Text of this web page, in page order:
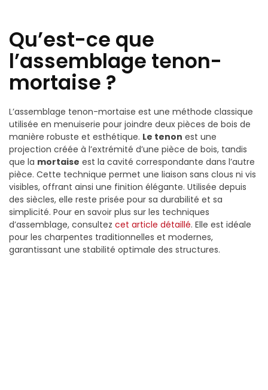
Qu’est-ce que
l’assemblage tenon-
mortaise ?
L’assemblage tenon-mortaise est une méthode classique
utilisée en menuiserie pour joindre deux pièces de bois de
manière robuste et esthétique. Le tenon est une
projection créée à l’extrémité d’une pièce de bois, tandis
que la mortaise est la cavité correspondante dans l’autre
pièce. Cette technique permet une liaison sans clous ni vis
visibles, offrant ainsi une finition élégante. Utilisée depuis
des siècles, elle reste prisée pour sa durabilité et sa
simplicité. Pour en savoir plus sur les techniques
d’assemblage, consultez cet article détaillé. Elle est idéale
pour les charpentes traditionnelles et modernes,
garantissant une stabilité optimale des structures.